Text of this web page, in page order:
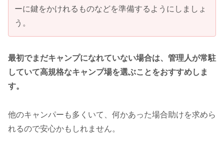
ーに鍵をかけれるものなどを準備するようにしましょ
う。
最初でまだキャンプになれていない場合は、管理人が常駐
していて高規格なキャンプ場を選ぶことをおすすめしま
す。
他のキャンパーも多くいて、何かあった場合助けを求めら
れるので安心かもしれません。